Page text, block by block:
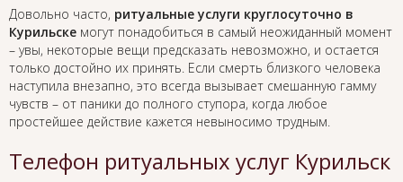
Довольно часто, ритуальные услуги круглосуточно в
Курильске могут понадобиться в самый неожиданный момент
– увы, некоторые вещи предсказать невозможно, и остается
только достойно их принять. Если смерть близкого человека
наступила внезапно, это всегда вызывает смешанную гамму
чувств – от паники до полного ступора, когда любое
простейшее действие кажется невыносимо трудным.
Телефон ритуальных услуг Курильск